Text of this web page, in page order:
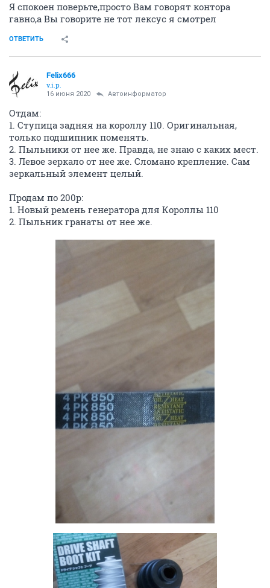
Я спокоен поверьте,просто Вам говорят контора
гавно,а Вы говорите не тот лексус я смотрел
ОТВЕТИТЬ
Felix666
v.i.p.
16 июня 2020 Автоинформатор
Отдам:
1. Ступица задняя на короллу 110. Оригинальная,
только подшипник поменять.
2. Пыльники от нее же. Правда, не знаю с каких мест.
3. Левое зеркало от нее же. Сломано крепление. Сам
зеркальный элемент целый.
Продам по 200р:
1. Новый ремень генератора для Короллы 110
2. Пыльник гранаты от нее же.